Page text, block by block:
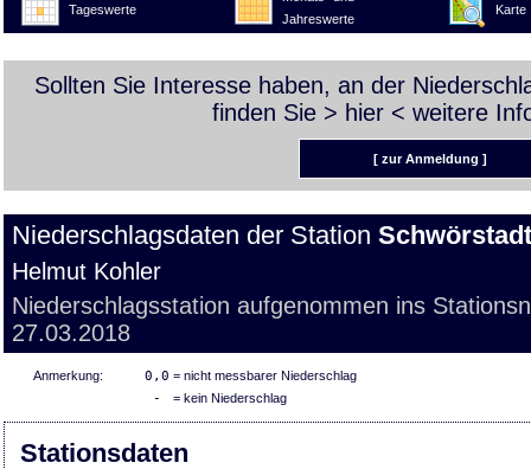
Tageswerte
Jahreswerte
Karte
Sollten Sie Interesse haben, an der
finden Sie > hier < weitere
[ zur Anmeldung ]
Niederschlagsdaten der Station Schwörstadt
Helmut Kohler
Niederschlagsstation aufgenommen ins
27.03.2018
Anmerkung: 0,0 = nicht messbarer Niederschlag
- = kein Niederschlag
Stationsdaten